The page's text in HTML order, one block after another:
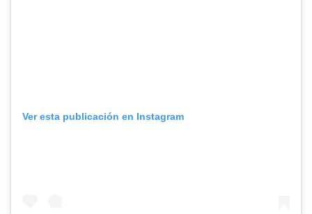
Ver esta publicación en Instagram